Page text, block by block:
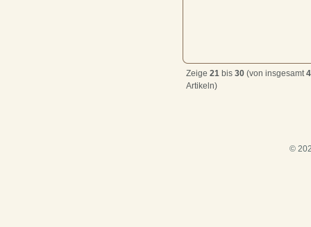
Zeige 21 bis 30 (von insgesamt
Artikeln)
©